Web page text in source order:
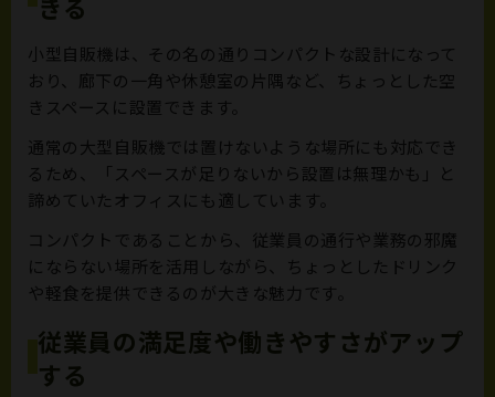
小型自販機は、その名の通りコンパクトな設計になって
おり、廊下の一角や休憩室の片隅など、ちょっとした空
きスペースに設置できます。
通常の大型自販機では置けないような場所にも対応でき
るため、「スペースが足りないから設置は無理かも」と
諦めていたオフィスにも適しています。
コンパクトであることから、従業員の通行や業務の邪魔
にならない場所を活用しながら、ちょっとしたドリンク
や軽食を提供できるのが大きな魅力です。
従業員の満足度や働きやすさがアップ
する